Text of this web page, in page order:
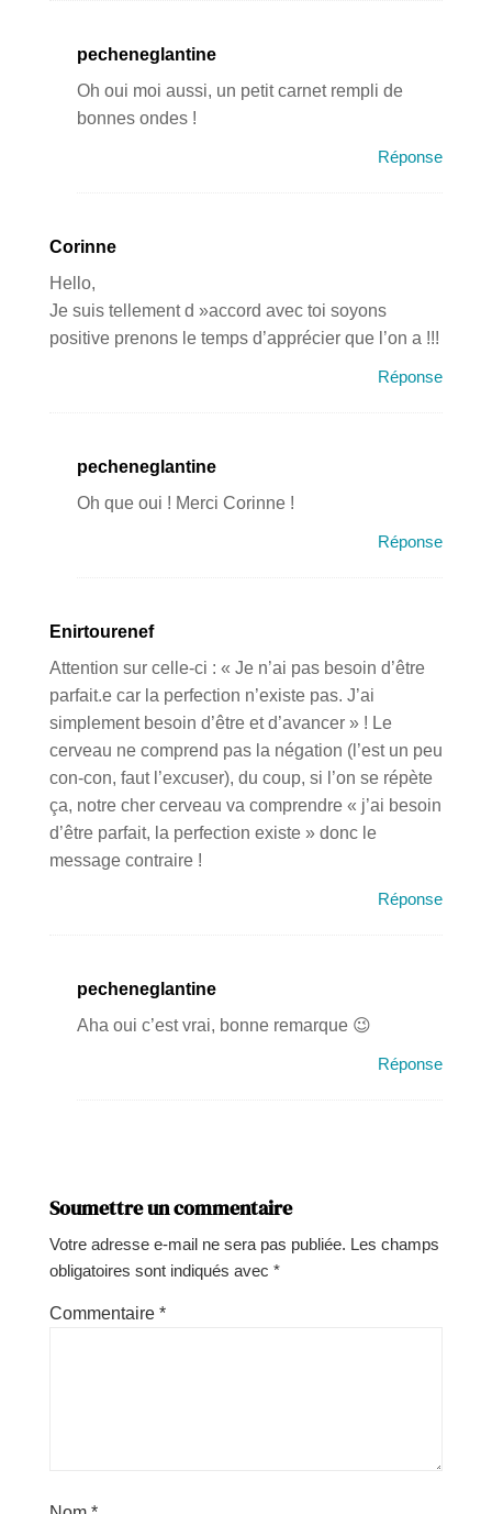
pecheneglantine
Oh oui moi aussi, un petit carnet rempli de
bonnes ondes !
Réponse
Corinne
Hello,
Je suis tellement d »accord avec toi soyons
positive prenons le temps d’apprécier que l’on a !!!
Réponse
pecheneglantine
Oh que oui ! Merci Corinne !
Réponse
Enirtourenef
Attention sur celle-ci : « Je n’ai pas besoin d’être
parfait.e car la perfection n’existe pas. J’ai
simplement besoin d’être et d’avancer » ! Le
cerveau ne comprend pas la négation (l’est un peu
con-con, faut l’excuser), du coup, si l’on se répète
ça, notre cher cerveau va comprendre « j’ai besoin
d’être parfait, la perfection existe » donc le
message contraire !
Réponse
pecheneglantine
Aha oui c’est vrai, bonne remarque 😉
Réponse
Soumettre un commentaire
Votre adresse e-mail ne sera pas publiée. Les champs
obligatoires sont indiqués avec *
Commentaire *